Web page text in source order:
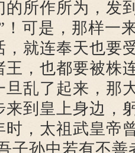
的所作所为，发
！可是，那样一
，就连奉天也要
王，也都要被株
旦乱了起来，那
来到皇上身边，
时，太祖武皇帝
子孙中若有不